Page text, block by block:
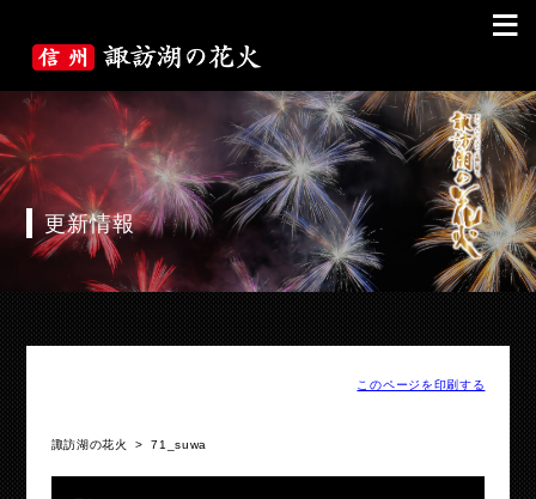
≡
更新情報
このページを印刷する
諏訪湖の花火 >71_suwa